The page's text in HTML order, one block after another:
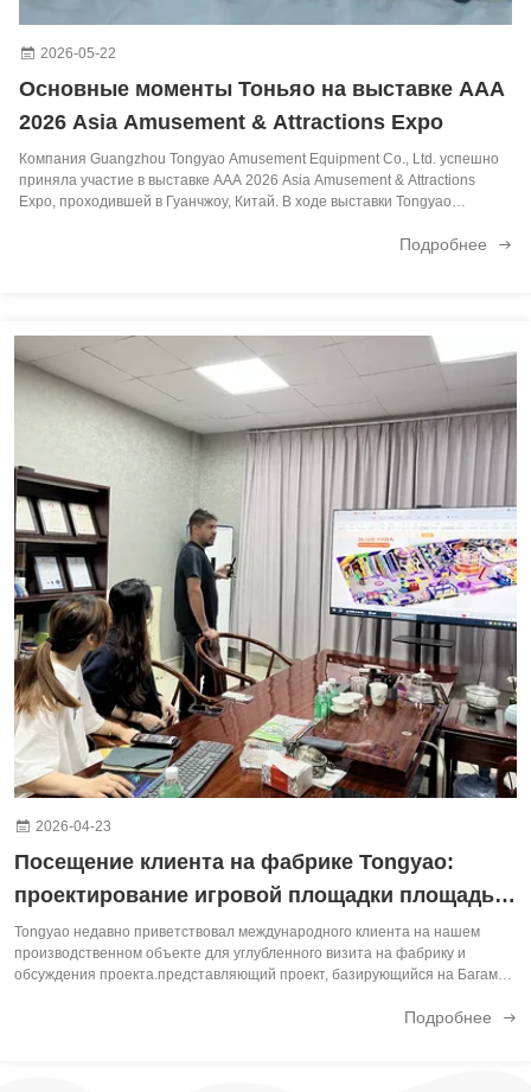
2026-05-22
Основные моменты Тоньяо на выставке AAA
2026 Asia Amusement & Attractions Expo
Компания Guangzhou Tongyao Amusement Equipment Co., Ltd. успешно
приняла участие в выставке AAA 2026 Asia Amusement & Attractions
Expo, проходившей в Гуанчжоу, Китай. В ходе выставки Tongyao
для крытых игровых площадок и развлекательные реш...Подробнее
2026-04-23
Посещение клиента на фабрике Tongyao:
проектирование игровой площадки площадью
500 м2 для Багамских островов
Tongyao недавно приветствовал международного клиента на нашем
производственном объекте для углубленного визита на фабрику и
обсуждения проекта.представляющий проект, базирующийся на Багамах
превращении их видения в полностью настраиваемую, без...Подробнее